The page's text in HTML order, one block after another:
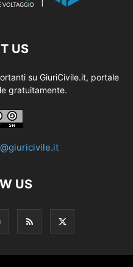
US
su GiuriCivile.it, portale
gratuitamente.
US